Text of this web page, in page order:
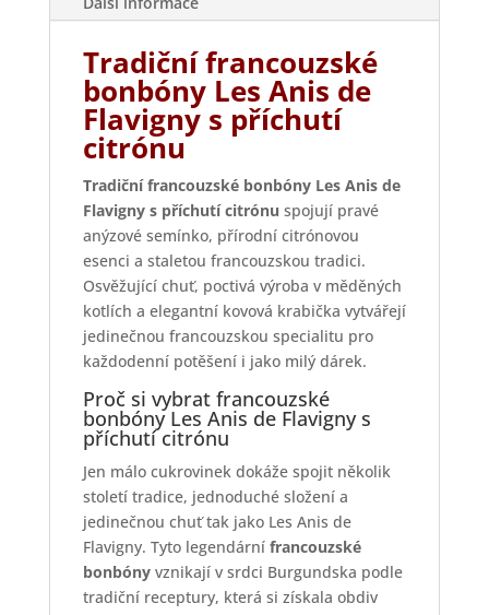
množství
Tradiční francouzské
bonbóny Les Anis de
Flavigny s příchutí
citrónu
Tradiční francouzské bonbóny Les Anis de
Flavigny s příchutí citrónu spojují pravé
anýzové semínko, přírodní citrónovou
esenci a staletou francouzskou tradici.
Osvěžující chuť, poctivá výroba v měděných
kotlích a elegantní kovová krabička vytvářejí
jedinečnou francouzskou specialitu pro
každodenní potěšení i jako milý dárek.
Proč si vybrat francouzské
bonbóny Les Anis de Flavigny s
příchutí citrónu
Jen málo cukrovinek dokáže spojit několik
století tradice, jednoduché složení a
jedinečnou chuť tak jako Les Anis de
Flavigny. Tyto legendární francouzské
bonbónyvznikají v srdci Burgundska podle
tradiční receptury, která si získala obdiv